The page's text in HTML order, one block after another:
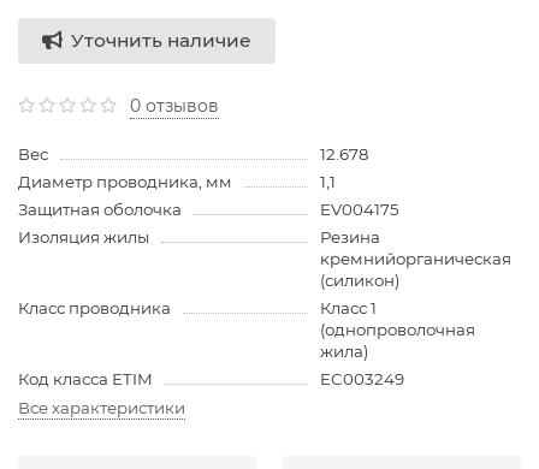
Уточнить наличие
0 отзывов
Вес
12.678
Диаметр проводника, мм
1,1
Защитная оболочка
EV004175
Изоляция жилы
Резина
кремнийорганическая
(силикон)
Класс проводника
Класс 1
(однопроволочная
жила)
Код класса ETIM
EC003249
Все характеристики